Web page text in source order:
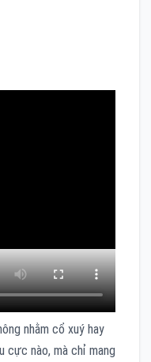
nhằm cổ xuý hay
cực nào, mà chỉ mang